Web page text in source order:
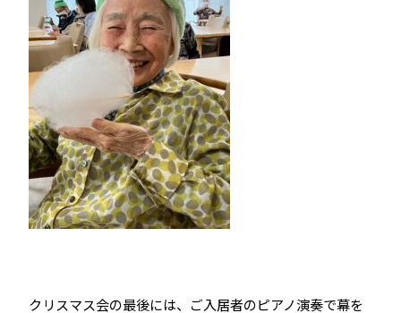
クリスマス会の最後には、ご入居者のピアノ演奏で幕を